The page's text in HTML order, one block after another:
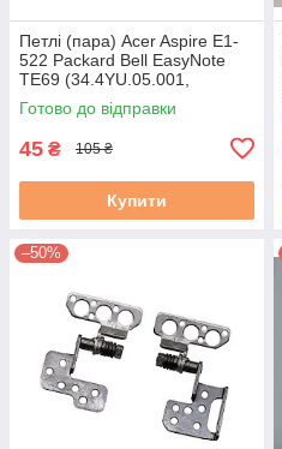
Петлі (пара) Acer Aspire E1-
522 Packard Bell EasyNote
TE69 (34.4YU.05.001,
34.4YU04.001) б/в
Готово до відправки
45 ₴ 105 ₴
Купити
–50%